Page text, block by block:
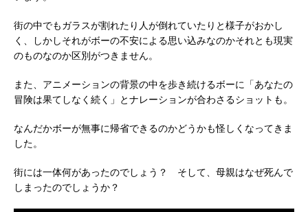
街の中でもガラスが割れたり人が倒れていたりと様子がおかし
く、しかしそれがボーの不安による思い込みなのかそれとも現実
のものなのか区別がつきません。
また、アニメーションの背景の中を歩き続けるボーに「あなたの
冒険は果てしなく続く」とナレーションが合わさるショットも。
なんだかボーが無事に帰省できるのかどうかも怪しくなってきま
した。
街には一体何があったのでしょう？ そして、母親はなぜ死んで
しまったのでしょうか？